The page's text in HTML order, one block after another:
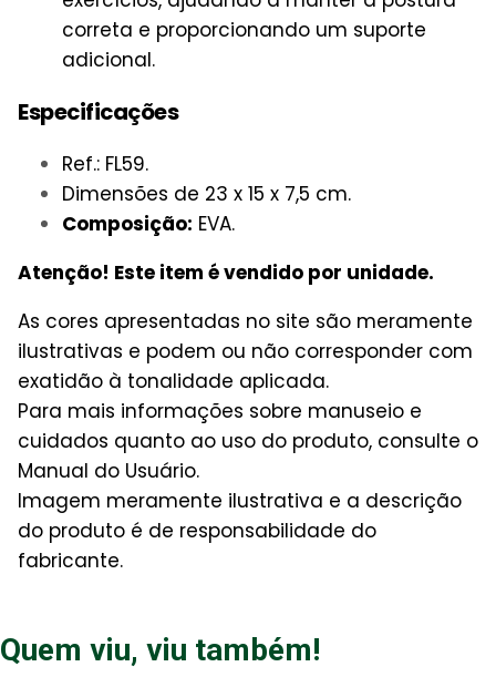
correta e proporcionando um suporte
adicional.
Especificações
Ref.: FL59.
Dimensões de 23 x 15 x 7,5 cm.
Composição: EVA.
Atenção! Este item é vendido por unidade.
As cores apresentadas no site são meramente
ilustrativas e podem ou não corresponder com
exatidão à tonalidade aplicada.
Para mais informações sobre manuseio e
cuidados quanto ao uso do produto, consulte o
Manual do Usuário.
Imagem meramente ilustrativa e a descrição
do produto é de responsabilidade do
fabricante.
Quem viu, viu também!